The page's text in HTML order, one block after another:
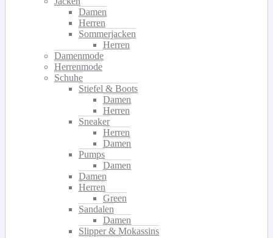
Damen
Herren
Sommerjacken
Herren
Damenmode
Herrenmode
Schuhe
Stiefel & Boots
Damen
Herren
Sneaker
Herren
Damen
Pumps
Damen
Damen
Herren
Green
Sandalen
Damen
Slipper & Mokassins